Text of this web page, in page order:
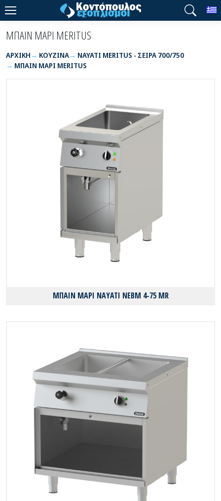
ΜΠΑΙΝ ΜΑΡΙ MERITUS
ΑΡΧΙΚΉ ΚΟΥΖΙΝΑ
NAYATI MERITUS - ΣΕΙΡΑ 700/750
ΜΠΑΙΝ ΜΑΡΙ MERITUS
ΜΠΑΙΝ ΜΑΡΙ NAYATI NEBM 4-75 MR